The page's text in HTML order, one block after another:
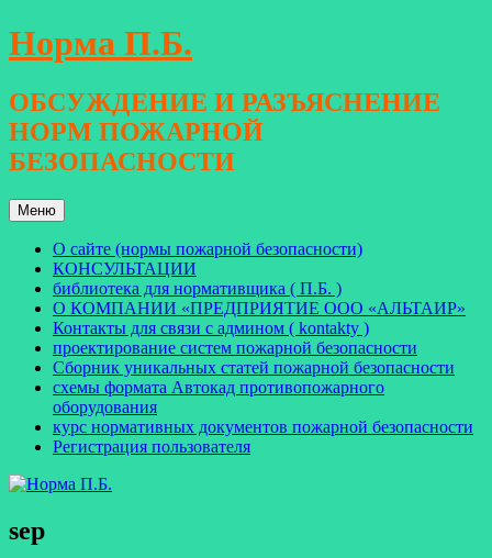
Перейти
к
Норма П.Б.
ОБСУЖДЕНИЕ И РАЗЪЯСНЕНИЕ
НОРМ ПОЖАРНОЙ
БЕЗОПАСНОСТИ
Меню
О сайте (нормы пожарной безопасности)
КОНСУЛЬТАЦИИ
библиотека для нормативщика ( П.Б. )
О КОМПАНИИ «ПРЕДПРИЯТИЕ ООО «АЛЬТАИР»
Контакты для связи с админом ( kontakty )
проектирование систем пожарной безопасности
Сборник уникальных статей пожарной безопасности
схемы формата Автокад противопожарного
оборудования
курс нормативных документов пожарной безопасности
Регистрация пользователя
sep